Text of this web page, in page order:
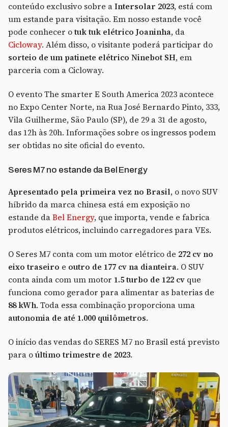
conteúdo exclusivo sobre aIntersolar 2023, está com
um estande para visitação. Em nosso estande você
pode conhecer otuk tuk elétrico Joaninha, da
Cicloway. Além disso, o visitante poderá participar do
sorteio de um patinete elétrico Ninebot SH, em
parceria com a Cicloway.
O evento The smarter E South America 2023 acontece
no Expo Center Norte, na Rua José Bernardo Pinto, 333,
Vila Guilherme, São Paulo (SP), de 29 a 31 de agosto,
das 12h às 20h. Informações sobre os ingressos podem
ser obtidas no site oficial do evento.
Seres M7 no estande da Bel Energy
Apresentado pela primeira vez no Brasil, o novo SUV
híbrido da marca chinesa está em exposição no
estande daBel Energy, que importa, vende e fabrica
produtos elétricos, incluindo carregadores para VEs.
O Seres M7 conta com um motor elétrico de 272 cv no
eixo traseiro e outro de 177 cv na dianteira. O SUV
conta ainda com um motor 1.5 turbo de 122 cv que
funciona como gerador para alimentar as baterias de
88 kWh. Toda essa combinação proporciona uma
autonomia de até 1.000 quilômetros.
O início das vendas do SERES M7 no Brasil está previsto
para oúltimo trimestre de 2023.